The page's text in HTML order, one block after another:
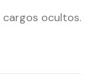
cargos ocultos.